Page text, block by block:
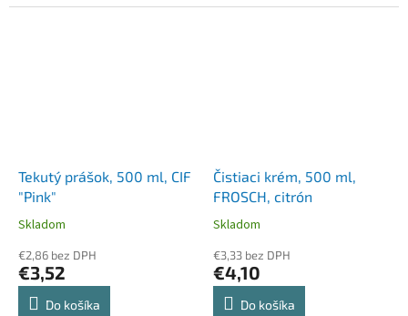
Tekutý prášok, 500 ml, CIF
"Pink"
Skladom
€2,86 bez DPH
€3,52
Do košíka
Čistiaci krém, 500 ml,
FROSCH, citrón
Skladom
€3,33 bez DPH
€4,10
Do košíka